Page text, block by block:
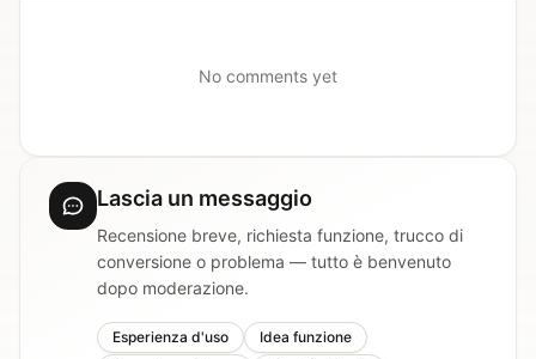
No comments yet
Lascia un messaggio
Recensione breve, richiesta funzione, trucco di
conversione o problema — tutto è benvenuto
dopo moderazione.
Esperienza d'uso
Idea funzione